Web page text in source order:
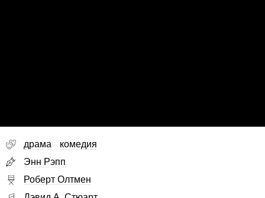
драма
комедия
Энн Рэпп
Роберт Олтмен